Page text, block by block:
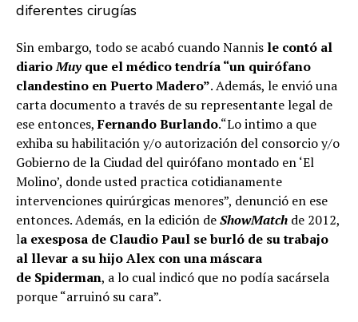
diferentes cirugías
Sin embargo, todo se acabó cuando Nannis le contó al
diarioMuy que el médico tendría “un quirófano
clandestino en Puerto Madero”. Además, le envió una
carta documento a través de su representante legal de
ese entonces,Fernando Burlando.“Lo intimo a que
exhiba su habilitación y/o autorización del consorcio y/o
Gobierno de la Ciudad del quirófano montado en ‘El
Molino’, donde usted practica cotidianamente
intervenciones quirúrgicas menores”, denunció en ese
entonces. Además, en la edición deShowMatch de 2012,
la exesposa de Claudio Paul se burló de su trabajo
al llevar a su hijo Alex con una máscara
de Spiderman, a lo cual indicó que no podía sacársela
porque “arruinó su cara”.